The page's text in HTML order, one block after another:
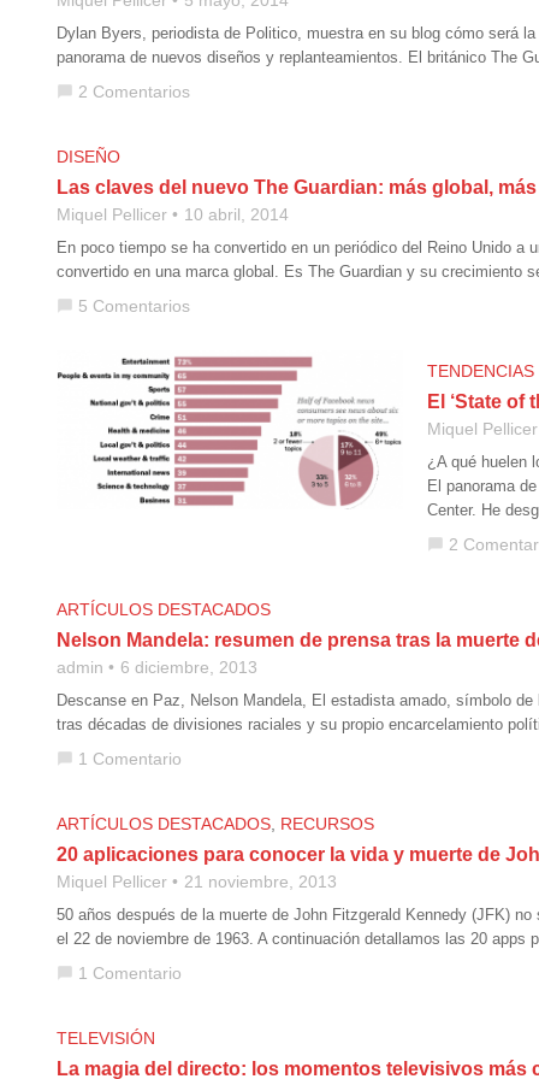
Dylan Byers, periodista de Politico, muestra en su blog cómo será
panorama de nuevos diseños y replanteamientos. El británico The
chat_bubble 2 Comentarios
DISEÑO
Las claves del nuevo The Guardian: más global,
Miquel Pellicer 10 abril, 2014
En poco tiempo se ha convertido en un periódico del Reino Unido
convertido en una marca global. Es The Guardian y su crecimiento
chat_bubble 5 Comentarios
TENDENCIAS
El ‘State of
Miquel Pellicer
¿A qué huelen
El panorama
Center. He
chat_bubble 2
ARTÍCULOS DESTACADOS
Nelson Mandela: resumen de prensa tras la muerte
admin 6 diciembre, 2013
Descanse en Paz, Nelson Mandela, El estadista amado, símbolo
tras décadas de divisiones raciales y su propio encarcelamiento
chat_bubble 1 Comentario
ARTÍCULOS DESTACADOS, RECURSOS
20 aplicaciones para conocer la vida y muerte de
Miquel Pellicer 21 noviembre, 2013
50 años después de la muerte de John Fitzgerald Kennedy (JFK)
el 22 de noviembre de 1963. A continuación detallamos las 20
chat_bubble 1 Comentario
TELEVISIÓN
La magia del directo: los momentos televisivos